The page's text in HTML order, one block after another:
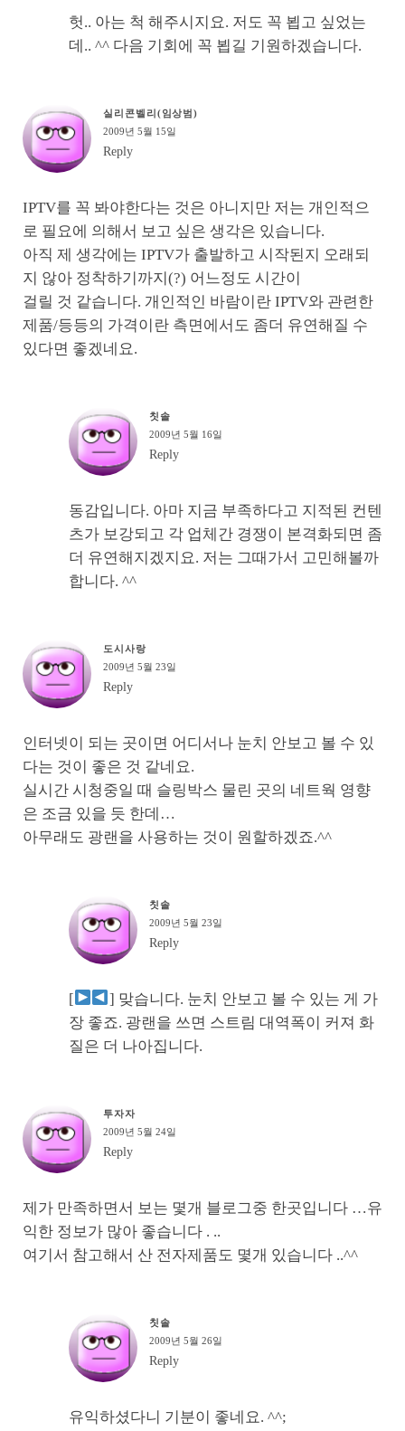
헛.. 아는 척 해주시지요. 저도 꼭 뵙고 싶었는
데.. ^^ 다음 기회에 꼭 뵙길 기원하겠습니다.
실리콘벨리(임상범)
2009년 5월 15일
Reply
IPTV를 꼭 봐야한다는 것은 아니지만 저는 개인적으
로 필요에 의해서 보고 싶은 생각은 있습니다.
아직 제 생각에는 IPTV가 출발하고 시작된지 오래되
지 않아 정착하기까지(?) 어느정도 시간이
걸릴 것 같습니다. 개인적인 바람이란 IPTV와 관련한
제품/등등의 가격이란 측면에서도 좀더 유연해질 수
있다면 좋겠네요.
칫솔
2009년 5월 16일
Reply
동감입니다. 아마 지금 부족하다고 지적된 컨텐
츠가 보강되고 각 업체간 경쟁이 본격화되면 좀
더 유연해지겠지요. 저는 그때가서 고민해볼까
합니다. ^^
도시사랑
2009년 5월 23일
Reply
인터넷이 되는 곳이면 어디서나 눈치 안보고 볼 수 있
다는 것이 좋은 것 같네요.
실시간 시청중일 때 슬링박스 물린 곳의 네트웍 영향
은 조금 있을 듯 한데…
아무래도 광랜을 사용하는 것이 원할하겠죠.^^
칫솔
2009년 5월 23일
Reply
[
] 맞습니다. 눈치 안보고 볼 수 있는 게 가
장 좋죠. 광랜을 쓰면 스트림 대역폭이 커져 화
질은 더 나아집니다.
투자자
2009년 5월 24일
Reply
제가 만족하면서 보는 몇개 블로그중 한곳입니다 …유
익한 정보가 많아 좋습니다 . ..
여기서 참고해서 산 전자제품도 몇개 있습니다 ..^^
칫솔
2009년 5월 26일
Reply
유익하셨다니 기분이 좋네요. ^^;